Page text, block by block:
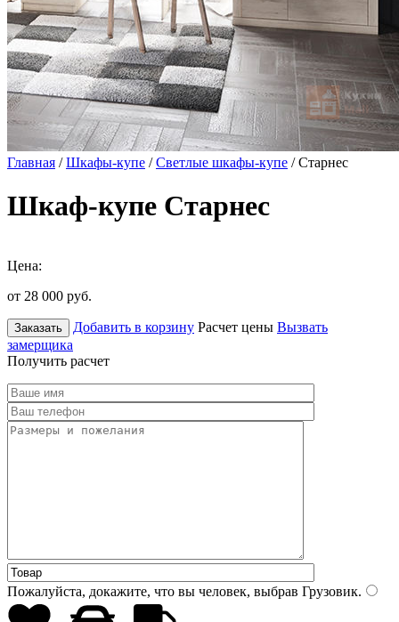
Главная /Шкафы-купе /Светлые шкафы-купе / Старнес
Шкаф-купе Старнес
Цена:
от 28 000 руб.
Заказать Добавить в корзину Расчет цены Вызвать
замерщика
Получить расчет
Пожалуйста, докажите, что вы человек, выбрав Грузовик.